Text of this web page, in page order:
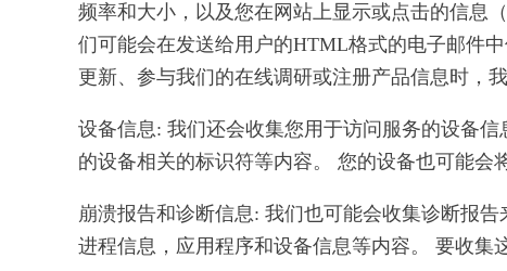
频率和大小，以及您在网站上显示或点击的信息
们可能会在发送给用户的HTML格式的电子邮件
更新、参与我们的在线调研或注册产品信息时，
设备信息: 我们还会收集您用于访问服务的设备
的设备相关的标识符等内容。 您的设备也可能会
崩溃报告和诊断信息: 我们也可能会收集诊断报
进程信息，应用程序和设备信息等内容。 要收集